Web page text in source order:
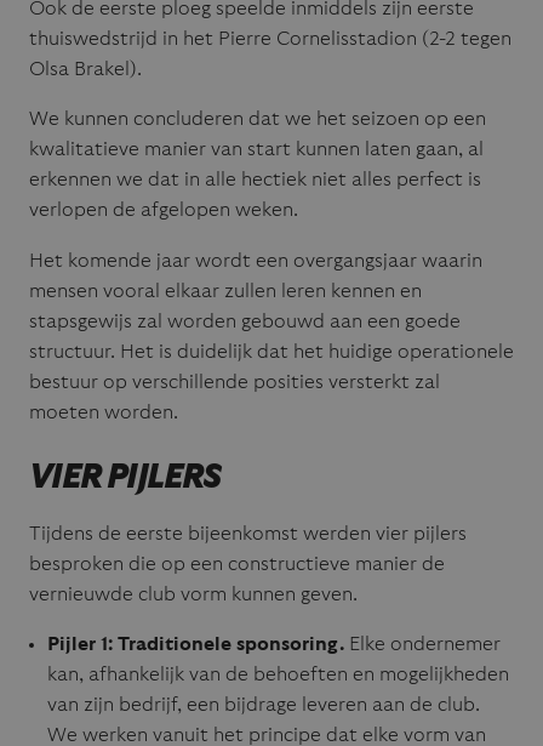
Ook de eerste ploeg speelde inmiddels zijn eerste
thuiswedstrijd in het Pierre Cornelisstadion (2-2 tegen
Olsa Brakel).
We kunnen concluderen dat we het seizoen op een
kwalitatieve manier van start kunnen laten gaan, al
erkennen we dat in alle hectiek niet alles perfect is
verlopen de afgelopen weken.
Het komende jaar wordt een overgangsjaar waarin
mensen vooral elkaar zullen leren kennen en
stapsgewijs zal worden gebouwd aan een goede
structuur. Het is duidelijk dat het huidige operationele
bestuur op verschillende posities versterkt zal
moeten worden.
VIER PIJLERS
Tijdens de eerste bijeenkomst werden vier pijlers
besproken die op een constructieve manier de
vernieuwde club vorm kunnen geven.
Pijler 1: Traditionele sponsoring. Elke ondernemer
kan, afhankelijk van de behoeften en mogelijkheden
van zijn bedrijf, een bijdrage leveren aan de club.
We werken vanuit het principe dat elke vorm van